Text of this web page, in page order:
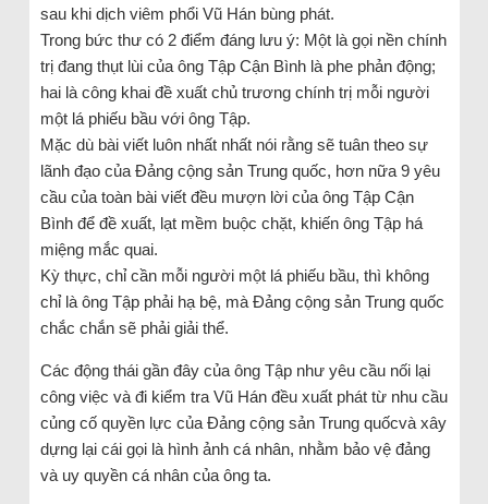
sau khi dịch viêm phổi Vũ Hán bùng phát.
Trong bức thư có 2 điểm đáng lưu ý: Một là gọi nền chính
trị đang thụt lùi của ông Tập Cận Bình là phe phản động;
hai là công khai đề xuất chủ trương chính trị mỗi người
một lá phiếu bầu với ông Tập.
Mặc dù bài viết luôn nhất nhất nói rằng sẽ tuân theo sự
lãnh đạo của Đảng cộng sản Trung quốc, hơn nữa 9 yêu
cầu của toàn bài viết đều mượn lời của ông Tập Cận
Bình để đề xuất, lạt mềm buộc chặt, khiến ông Tập há
miệng mắc quai.
Kỳ thực, chỉ cần mỗi người một lá phiếu bầu, thì không
chỉ là ông Tập phải hạ bệ, mà Đảng cộng sản Trung quốc
chắc chắn sẽ phải giải thể.
Các động thái gần đây của ông Tập như yêu cầu nối lại
công việc và đi kiểm tra Vũ Hán đều xuất phát từ nhu cầu
củng cố quyền lực của Đảng cộng sản Trung quốcvà xây
dựng lại cái gọi là hình ảnh cá nhân, nhằm bảo vệ đảng
và uy quyền cá nhân của ông ta.